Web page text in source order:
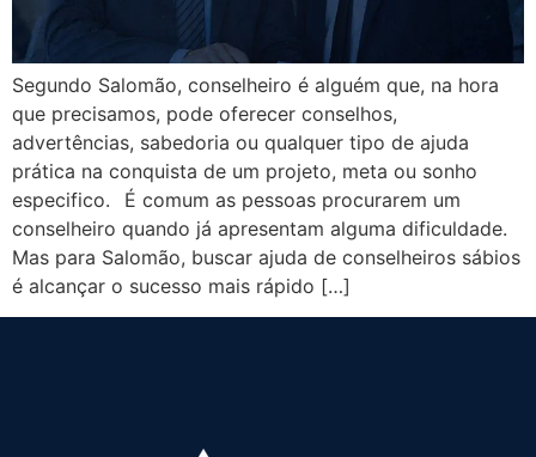
Segundo Salomão, conselheiro é alguém que, na hora
que precisamos, pode oferecer conselhos,
advertências, sabedoria ou qualquer tipo de ajuda
prática na conquista de um projeto, meta ou sonho
especifico.⠀É comum as pessoas procurarem um
conselheiro quando já apresentam alguma dificuldade.
Mas para Salomão, buscar ajuda de conselheiros sábios
é alcançar o sucesso mais rápido […]